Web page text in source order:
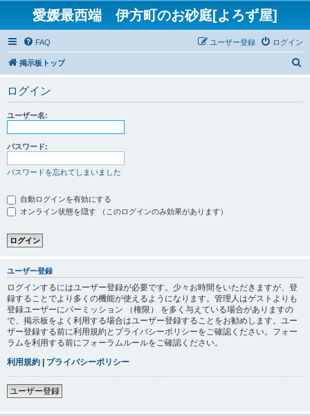
愛媛最西端 伊方町のお砂庭[よろず屋]
FAQ ログイン
ユーザー登録
掲示板トップ
ログイン
ユーザー名:
パスワード:
パスワードを忘れてしまいました
自動ログインを有効にする
オンライン状態を隠す （このログインのみ効果があります）
ユーザー登録
ログインするにはユーザー登録が必要です。少々お時間をいただきますが、登
録することでより多くの機能が使えるようになります。管理人はゲストよりも
登録ユーザーにパーミッション （権限） を多く与えている場合がありますの
で、掲示板をよく利用する場合はユーザー登録することをお勧めします。ユー
ザー登録する前に利用規約とプライバシーポリシーをご確認ください。フォー
ラムを利用する前にフォーラムルールをご確認ください。
利用規約 | プライバシーポリシー
ユーザー登録